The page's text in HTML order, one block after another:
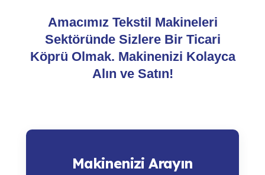
Amacımız Tekstil Makineleri
Sektöründe Sizlere Bir Ticari
Köprü Olmak. Makinenizi Kolayca
Alın ve Satın!
Makinenizi Arayın